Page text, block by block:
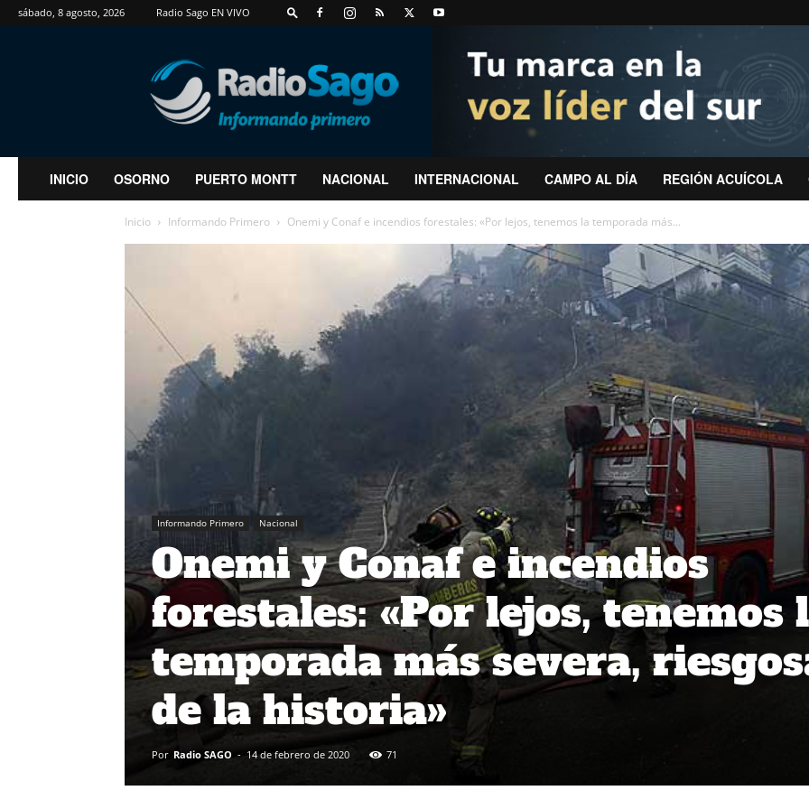
sábado, 8 agosto, 2026 Radio Sago EN VIVO
RadioSago
INICIO OSORNO PUERTO MONTT NACIONAL INTERNACIONAL CAMPO AL DÍA REGIÓN ACUÍCOLA
Inicio Informando Primero Onemi y Conaf e incendios forestales: «Por lejos, tenemos la temporada más...
Informando Primero Nacional
Onemi y Conaf e incendios
forestales: «Por lejos, tenemos
temporada más severa,
de la historia»
Por Radio SAGO - 14 de febrero de 2020 71